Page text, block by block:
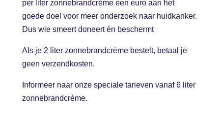
per liter zonnebrandcrème een euro aan het
goede doel voor meer onderzoek naar huidkanker.
Dus wie smeert doneert én beschermt
Als je 2 liter zonnebrandcrème bestelt, betaal je
geen verzendkosten.
Informeer naar onze speciale tarieven vanaf 6 liter
zonnebrandcrème.